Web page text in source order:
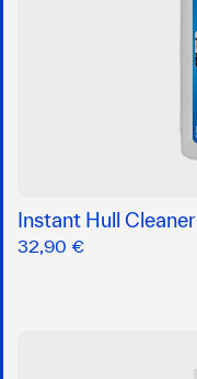
Instant Hull Cleaner
32,90 €